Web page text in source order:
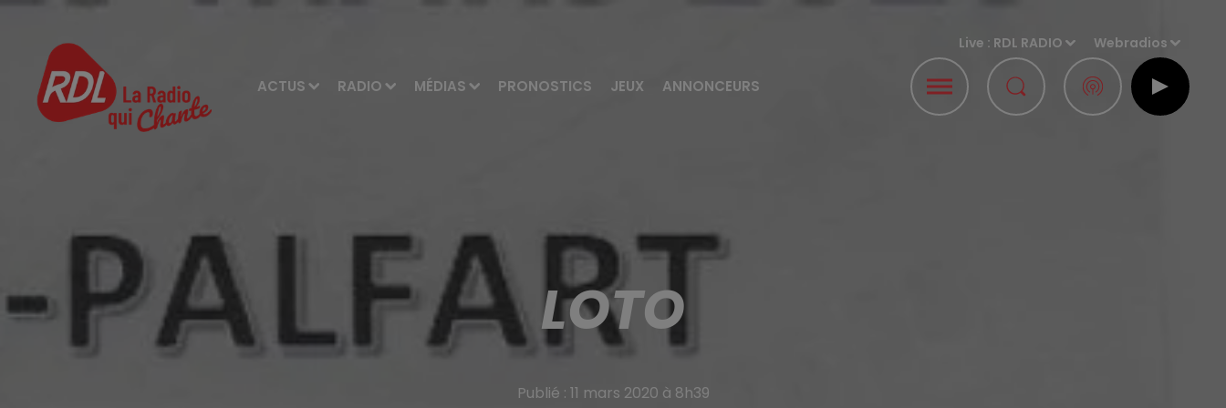
ACTUS RADIO MÉDIAS PRONOSTICS JEUX ANNONCEURS
Live : RDL RADIO Webradios
LOTO
Publié : 11 mars 2020 à 8h39